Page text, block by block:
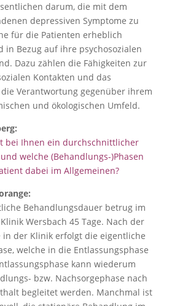
darum, die mit dem
depressiven Symptome zu
für die Patienten erheblich
in Bezug auf ihre psychosozialen
Dazu zählen die Fähigkeiten zur
Kontakten und das
Verantwortung gegenüber ihrem
und ökologischen Umfeld.
bei Ihnen ein durchschnittlicher
welche (Behandlungs-)Phasen
dabei im Allgemeinen?
Behandlungsdauer betrug im
Wersbach 45 Tage. Nach der
in der Klinik erfolgt die eigentliche
welche in die Entlassungsphase
kann wiederum
bzw. Nachsorgephase nach
begleitet werden. Manchmal ist